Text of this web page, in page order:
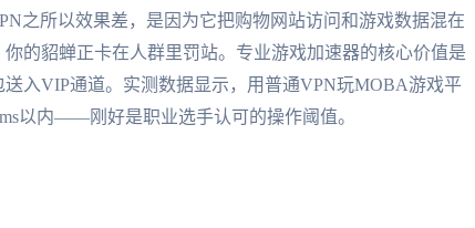
之所以效果差，是因为它把购物网站访问和游戏数据混在
的貂蝉正卡在人群里罚站。专业游戏加速器的核心价值是
入VIP通道。实测数据显示，用普通VPN玩MOBA游戏平
以内——刚好是职业选手认可的操作阈值。